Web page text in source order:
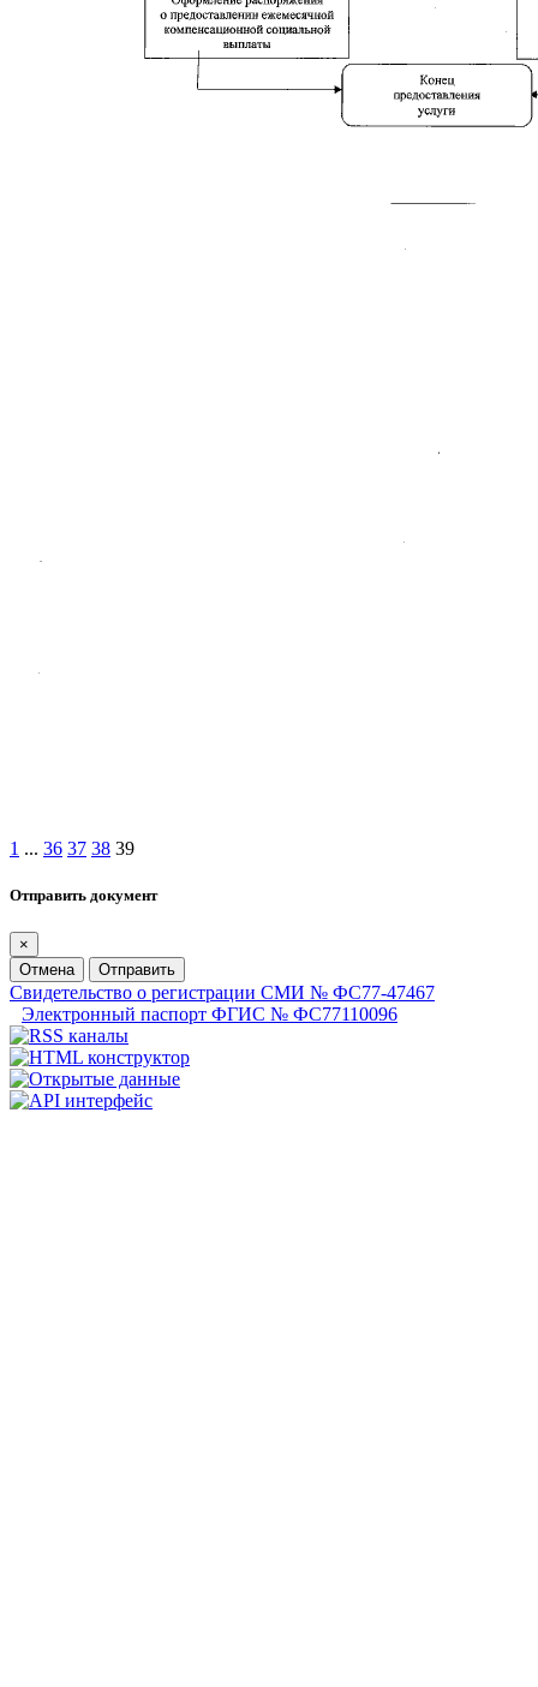
1 ... 36 37 38 39
Отправить документ
×
Отмена
Отправить
Свидетельство о регистрации СМИ № ФС77-47467
Электронный паспорт ФГИС № ФС77110096